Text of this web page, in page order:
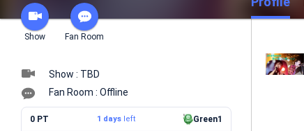
Show Fan Room
Show : TBD
Fan Room : Offline
0 PT 1 daysleft Green1